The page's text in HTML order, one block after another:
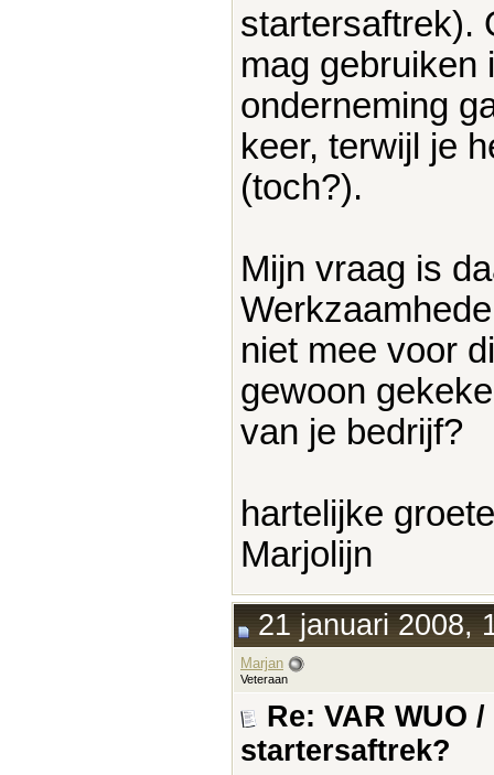
startersaftrek).
mag gebruiken
onderneming
keer, terwijl je
(toch?).
Mijn vraag is
niet mee voor
gewoon
van je bedrijf?
hartelijke
Marjolijn
21 januari 2008,
Marjan
Veteraan
Re: VAR WUO
startersaftrek?